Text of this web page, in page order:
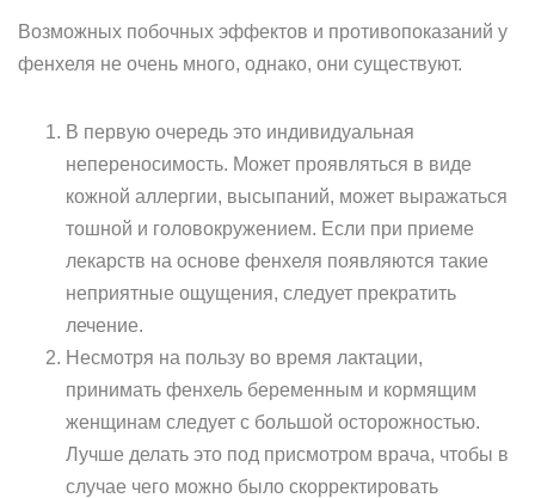
Возможных побочных эффектов и противопоказаний у
фенхеля не очень много, однако, они существуют.
В первую очередь это индивидуальная
непереносимость. Может проявляться в виде
кожной аллергии, высыпаний, может выражаться
тошной и головокружением. Если при приеме
лекарств на основе фенхеля появляются такие
неприятные ощущения, следует прекратить
лечение.
Несмотря на пользу во время лактации,
принимать фенхель беременным и кормящим
женщинам следует с большой осторожностью.
Лучше делать это под присмотром врача, чтобы в
случае чего можно было скорректировать